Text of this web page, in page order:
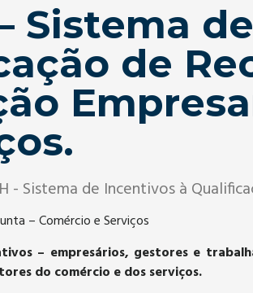
Sistema
de
- Sistema de Incentivos à
– Comércio e Serviços
– empresários, gestores e
do comércio e dos serviços.